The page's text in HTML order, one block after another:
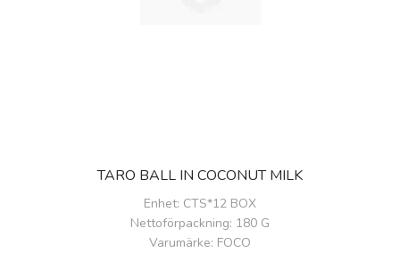
TARO BALL IN COCONUT MILK
Enhet: CTS*12 BOX
Nettoförpackning: 180 G
Varumärke: FOCO